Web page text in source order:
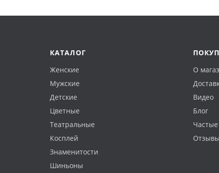
КАТАЛОГ
Женские
Мужские
Детские
Цветные
Театральные
Косплей
Знаменитости
Шиньоны
О
Видео
Блог